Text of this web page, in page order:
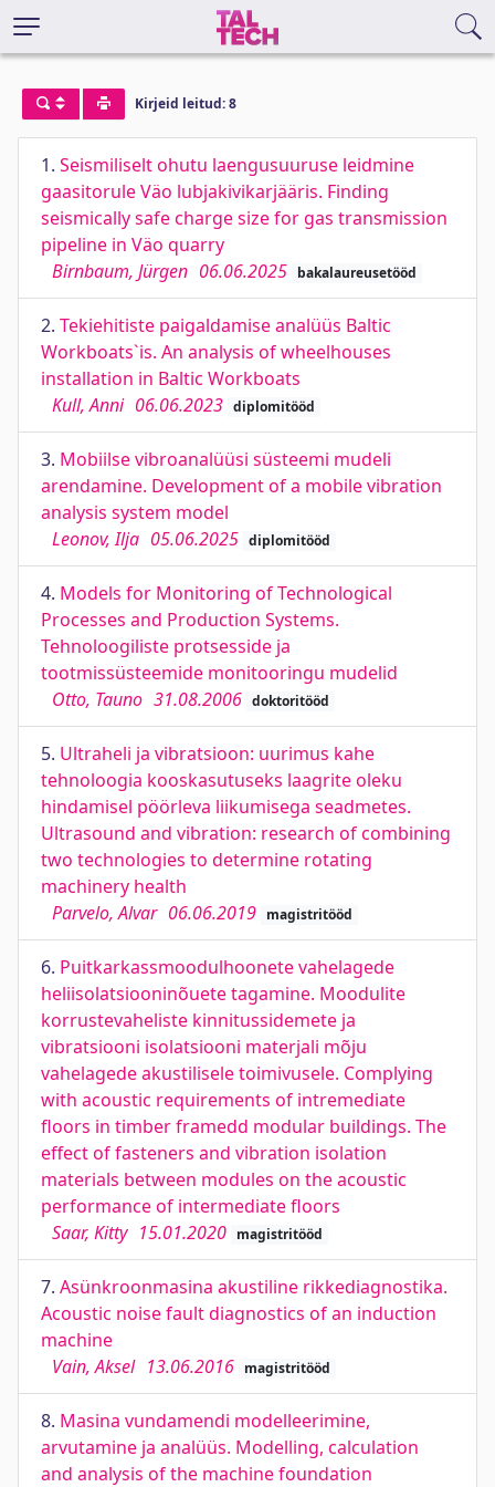
Kirjeid leitud: 8
1. Seismiliselt ohutu laengusuuruse leidmine
gaasitorule Väo lubjakivikarjääris. Finding
seismically safe charge size for gas transmission
pipeline in Väo quarry
Birnbaum, Jürgen 06.06.2025 bakalaureusetööd
2. Tekiehitiste paigaldamise analüüs Baltic
Workboats`is. An analysis of wheelhouses
installation in Baltic Workboats
Kull, Anni 06.06.2023 diplomitööd
3. Mobiilse vibroanalüüsi süsteemi mudeli
arendamine. Development of a mobile vibration
analysis system model
Leonov, Ilja 05.06.2025 diplomitööd
4. Models for Monitoring of Technological
Processes and Production Systems.
Tehnoloogiliste protsesside ja
tootmissüsteemide monitooringu mudelid
Otto, Tauno 31.08.2006 doktoritööd
5. Ultraheli ja vibratsioon: uurimus kahe
tehnoloogia kooskasutuseks laagrite oleku
hindamisel pöörleva liikumisega seadmetes.
Ultrasound and vibration: research of combining
two technologies to determine rotating
machinery health
Parvelo, Alvar 06.06.2019 magistritööd
6. Puitkarkassmoodulhoonete vahelagede
heliisolatsiooninõuete tagamine. Moodulite
korrustevaheliste kinnitussidemete ja
vibratsiooni isolatsiooni materjali mõju
vahelagede akustilisele toimivusele. Complying
with acoustic requirements of intremediate
floors in timber framedd modular buildings. The
effect of fasteners and vibration isolation
materials between modules on the acoustic
performance of intermediate floors
Saar, Kitty 15.01.2020 magistritööd
7. Asünkroonmasina akustiline rikkediagnostika.
Acoustic noise fault diagnostics of an induction
machine
Vain, Aksel 13.06.2016 magistritööd
8. Masina vundamendi modelleerimine,
arvutamine ja analüüs. Modelling, calculation
and analysis of the machine foundation